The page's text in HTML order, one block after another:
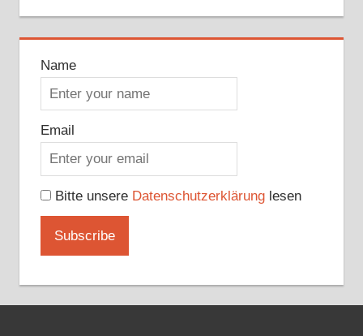
Name
Email
Bitte unsere Datenschutzerklärunglesen